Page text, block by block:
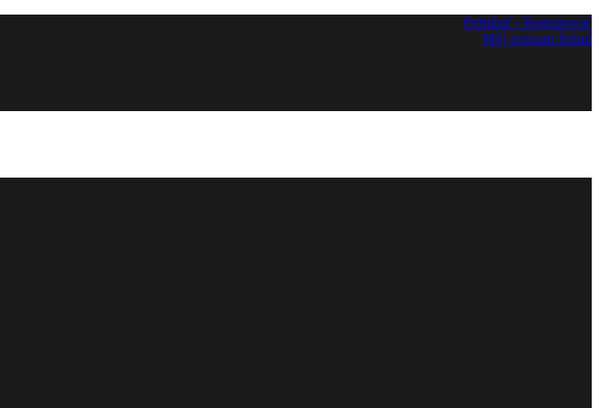
Prihlásiť / Registrovať
Môj zoznam želaní